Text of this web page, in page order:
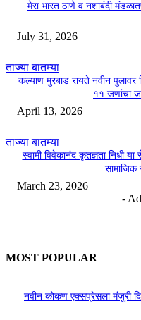
मेरा भारत ठाणे व नशाबंदी
July 31, 2026
ताज्या बातम्या
कल्याण मुरबाड रायते नवीन पुलावर
११ जणांचा
April 13, 2026
ताज्या बातम्या
स्वामी विवेकानंद कृतज्ञता निधी
सामाजिक
March 23, 2026
-
MOST POPULAR
नवीन कोकण एक्सप्रेसला मंजुरी